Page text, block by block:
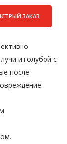
ЗАКАЗ
и голубой с
после